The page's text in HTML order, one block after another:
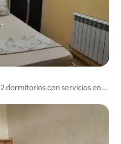
dormitorios con servicios en